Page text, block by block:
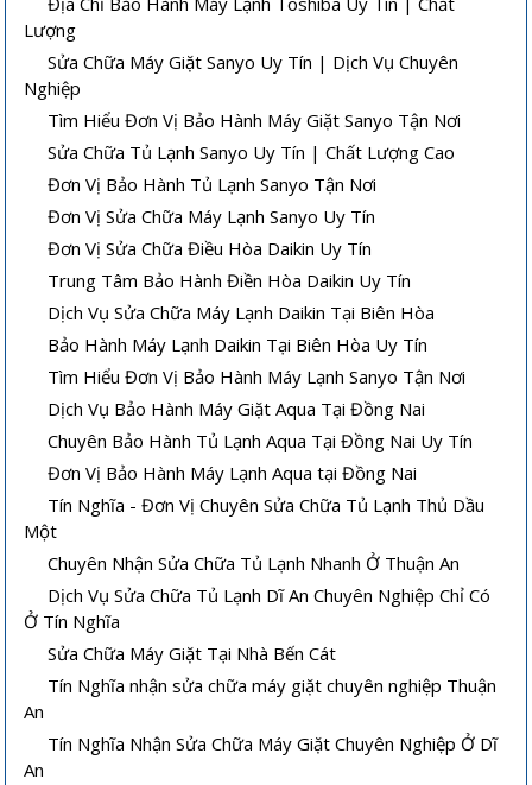
Lượng
Sửa Chữa Máy Giặt Sanyo Uy Tín | Dịch Vụ Chuyên
Nghiệp
Tìm Hiểu Đơn Vị Bảo Hành Máy Giặt Sanyo Tận Nơi
Sửa Chữa Tủ Lạnh Sanyo Uy Tín | Chất Lượng Cao
Đơn Vị Bảo Hành Tủ Lạnh Sanyo Tận Nơi
Đơn Vị Sửa Chữa Máy Lạnh Sanyo Uy Tín
Đơn Vị Sửa Chữa Điều Hòa Daikin Uy Tín
Trung Tâm Bảo Hành Điền Hòa Daikin Uy Tín
Dịch Vụ Sửa Chữa Máy Lạnh Daikin Tại Biên Hòa
Bảo Hành Máy Lạnh Daikin Tại Biên Hòa Uy Tín
Tìm Hiểu Đơn Vị Bảo Hành Máy Lạnh Sanyo Tận Nơi
Dịch Vụ Bảo Hành Máy Giặt Aqua Tại Đồng Nai
Chuyên Bảo Hành Tủ Lạnh Aqua Tại Đồng Nai Uy Tín
Đơn Vị Bảo Hành Máy Lạnh Aqua tại Đồng Nai
Tín Nghĩa - Đơn Vị Chuyên Sửa Chữa Tủ Lạnh Thủ Dầu
Một
Chuyên Nhận Sửa Chữa Tủ Lạnh Nhanh Ở Thuận An
Dịch Vụ Sửa Chữa Tủ Lạnh Dĩ An Chuyên Nghiệp Chỉ Có
Ở Tín Nghĩa
Sửa Chữa Máy Giặt Tại Nhà Bến Cát
Tín Nghĩa nhận sửa chữa máy giặt chuyên nghiệp Thuận
An
Tín Nghĩa Nhận Sửa Chữa Máy Giặt Chuyên Nghiệp Ở Dĩ
An